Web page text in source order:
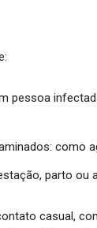
pessoa
como
parto ou
casual,